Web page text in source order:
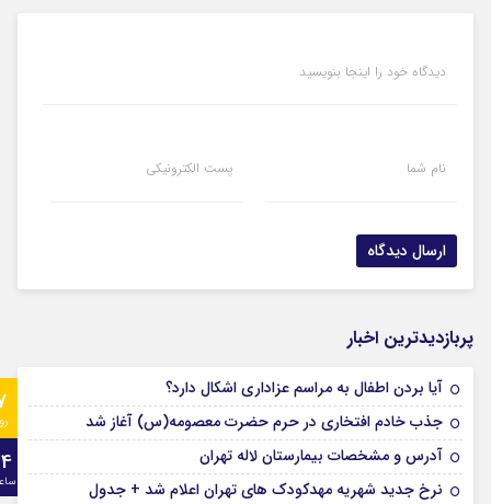
دیدگاه خود را اینجا بنویسید
نام شما پست الکترونیکی
پربازدیدترین اخبار
آیا بردن اطفال به مراسم عزادارى اشکال دارد؟
جذب خادم افتخاری در حرم حضرت معصومه(س) آغاز شد
آدرس و مشخصات بیمارستان لاله تهران
نرخ جدید شهریه مهدکودک های تهران اعلام شد + جدول